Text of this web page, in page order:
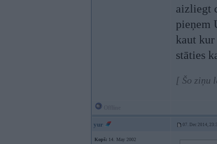
aizliegt
pieņem
kaut
stāties
[ Šo ziņu
yur 07. Dec 2014,
Kopš: 14. May 2002